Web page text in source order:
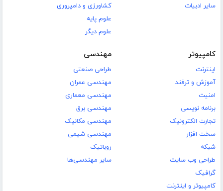
سایر ادبیات
کشاورزی و دامپروری
علوم پایه
علوم دیگر
کامپیوتر
اینترنت
آموزش و ترفند
امنیت
برنامه نویسی
تجارت الکترونیک
سخت افزار
شبکه
طراحی وب سایت
گرافیک
کامپیوتر و اینترنت
مهندسی
طراحی صنعتی
مهندسی عمران
مهندسی معماری
مهندسی برق
مهندسی مکانیک
مهندسی شیمی
روباتیک
سایر مهندسی‌ها